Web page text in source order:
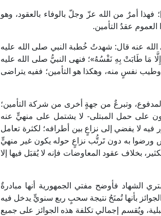
1]؛ فهذا أمرٌ من الله عزّ وجلّ بالوفاء بالعقود، وهو
عقدُ التأمين.
عنه قال: شهدتُ خُطبة النبي صلى الله عليه
مَا طَابَتْ بِهِ نَفْسُهُ»؛ فنهى النبيُّ صلى الله عليه
نفسٍ منه، وهكذا هو التأمين؛ ففيه يتراضى
وتبرعٌ من جهةٍ أخرى من شركة التأمين؛
على حمل المبتلى- لا يشتمل على منهيٍّ عنه
لا يفضي إلى نزاعٍ بين أطرافه؛ لكثرة تعامل
ورضوا به دون تَرتُّب نزاعٍ حوله يكون غير منهيٍّ
بخلاف عقود المعاوضات فإنه لا يُقبَل فيها إلا
الشهاد فأوضح مفتي الجمهورية أنها مبادرةٌ
بأنها تُمنَحُ نتيجة سحبٍ ربع سنويٍّ يدخل فيه
ويُقسم إجمالي تكلفة هذه الجوائز على جميع